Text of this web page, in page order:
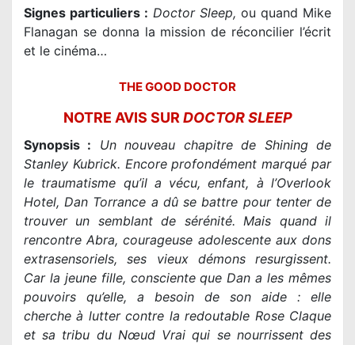
Signes particuliers : Doctor Sleep, ou quand Mike
Flanagan se donna la mission de réconcilier l’écrit
et le cinéma…
THE GOOD DOCTOR
NOTRE AVIS SUR DOCTOR SLEEP
Synopsis :
Un nouveau chapitre de Shining de
Stanley Kubrick. Encore profondément marqué par
le traumatisme qu’il a vécu, enfant, à l’Overlook
Hotel, Dan Torrance a dû se battre pour tenter de
trouver un semblant de sérénité. Mais quand il
rencontre Abra, courageuse adolescente aux dons
extrasensoriels, ses vieux démons resurgissent.
Car la jeune fille, consciente que Dan a les mêmes
pouvoirs qu’elle, a besoin de son aide : elle
cherche à lutter contre la redoutable Rose Claque
et sa tribu du Nœud Vrai qui se nourrissent des